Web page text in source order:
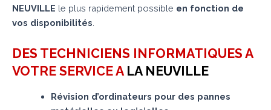
NEUVILLE le plus rapidement possible en fonction de
vos disponibilités.
DES TECHNICIENS INFORMATIQUES A
VOTRE SERVICE A LA NEUVILLE
Révision d’ordinateurs pour des pannes